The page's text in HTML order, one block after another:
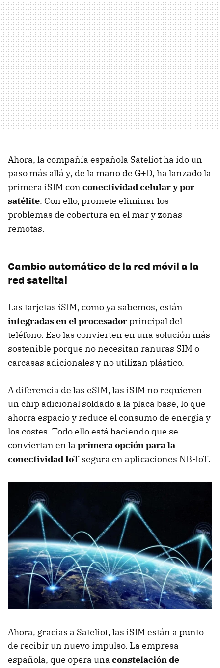
Ahora, la compañía española Sateliot ha ido un
paso más allá y, de la mano de G+D, ha lanzado la
primera iSIM con conectividad celular y por
satélite. Con ello, promete eliminar los
problemas de cobertura en el mar y zonas
remotas.
Cambio automático de la red móvil a la
red satelital
Las tarjetas iSIM, como ya sabemos, están
integradas en el procesadorprincipal del
teléfono. Eso las convierten en una solución más
sostenible porque no necesitan ranuras SIM o
carcasas adicionales y no utilizan plástico.
A diferencia de las eSIM, las iSIM no requieren
un chip adicional soldado a la placa base, lo que
ahorra espacio y reduce el consumo de energía y
los costes. Todo ello está haciendo que se
conviertan en la primera opción para la
conectividad IoT segura en aplicaciones NB-IoT.
Ahora, gracias a Sateliot, las iSIM están a punto
de recibir un nuevo impulso. La empresa
española, que opera una constelación de